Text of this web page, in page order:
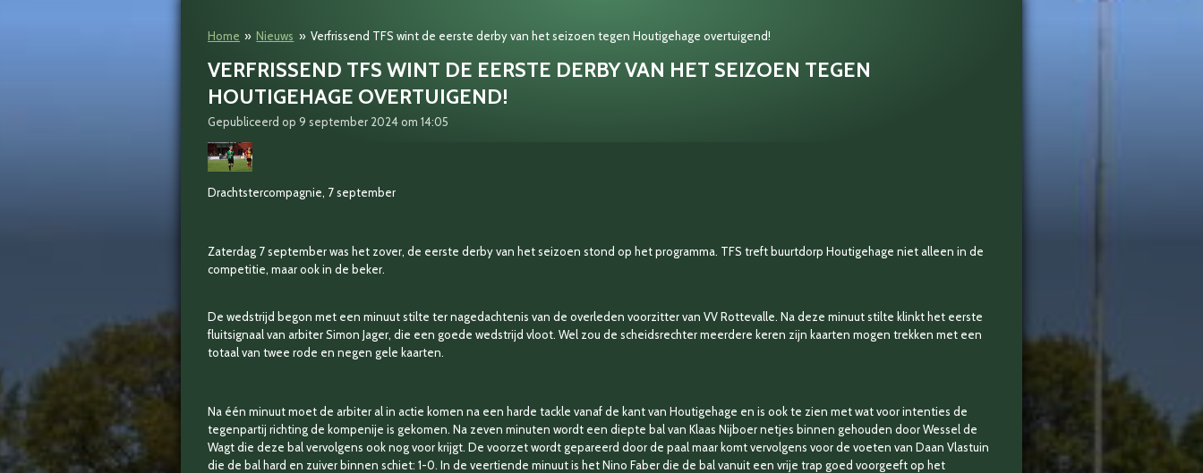
Home » Nieuws » Verfrissend TFS wint de eerste derby van het seizoen tegen Houtigehage overtuigend!
VERFRISSEND TFS WINT DE EERSTE DERBY VAN HET SEIZOEN TEGEN
HOUTIGEHAGE OVERTUIGEND!
Gepubliceerd op 9 september 2024 om 14:05
Drachtstercompagnie, 7 september
Zaterdag 7 september was het zover, de eerste derby van het seizoen stond op het programma. TFS treft buurtdorp Houtigehage niet alleen in de
competitie, maar ook in de beker.
De wedstrijd begon met een minuut stilte ter nagedachtenis van de overleden voorzitter van VV Rottevalle. Na deze minuut stilte klinkt het eerste
fluitsignaal van arbiter Simon Jager, die een goede wedstrijd vloot. Wel zou de scheidsrechter meerdere keren zijn kaarten mogen trekken met een
totaal van twee rode en negen gele kaarten.
Na één minuut moet de arbiter al in actie komen na een harde tackle vanaf de kant van Houtigehage en is ook te zien met wat voor intenties de
tegenpartij richting de kompenije is gekomen. Na zeven minuten wordt een diepte bal van Klaas Nijboer netjes binnen gehouden door Wessel de
Wagt die deze bal vervolgens ook nog voor krijgt. De voorzet wordt gepareerd door de paal maar komt vervolgens voor de voeten van Daan Vlastuin
die de bal hard en zuiver binnen schiet: 1-0. In de veertiende minuut is het Nino Faber die de bal vanuit een vrije trap goed voorgeeft op het